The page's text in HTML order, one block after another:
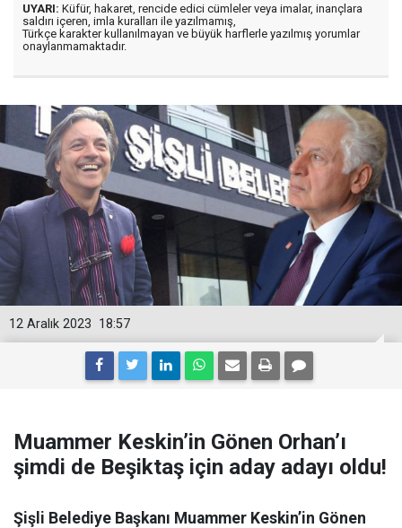
UYARI: Küfür, hakaret, rencide edici cümleler veya imalar, inançlara
saldırı içeren, imla kuralları ile yazılmamış,
Türkçe karakter kullanılmayan ve büyük harflerle yazılmış yorumlar
onaylanmamaktadır.
18:57
12 Aralık 2023
Muammer Keskin’in Gönen Orhan’ı
şimdi de Beşiktaş için aday adayı oldu!
Şişli Belediye Başkanı Muammer Keskin’in Gönen